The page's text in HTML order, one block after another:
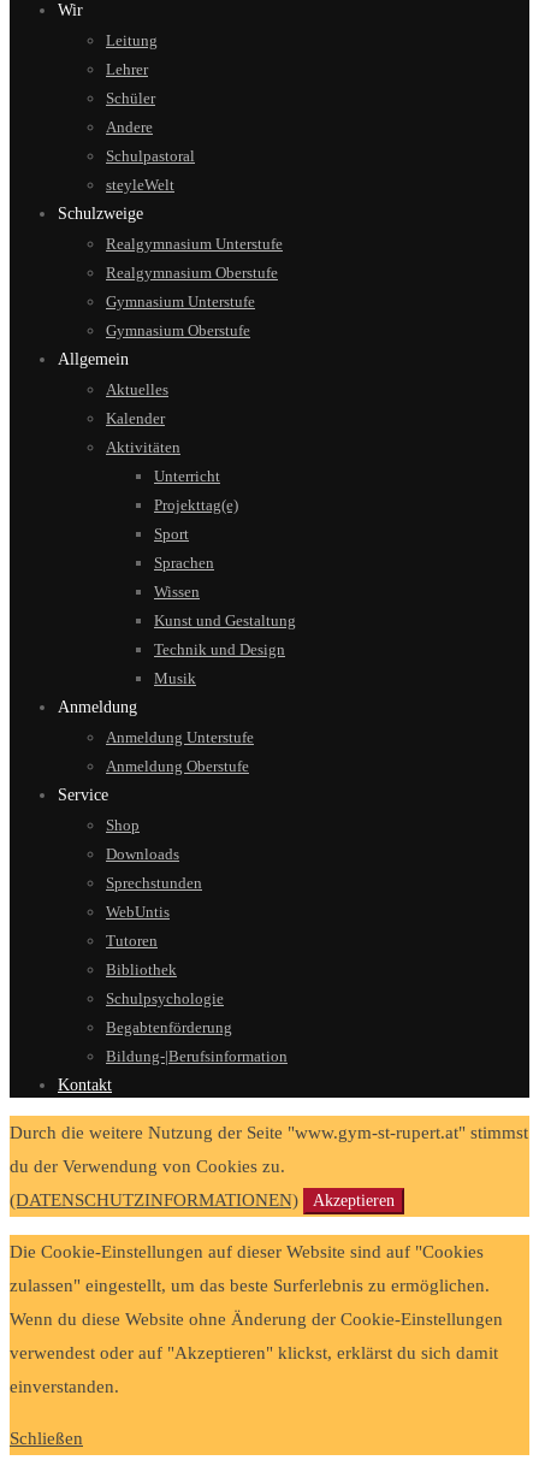
Wir
Leitung
Lehrer
Schüler
Andere
Schulpastoral
steyleWelt
Schulzweige
Realgymnasium Unterstufe
Realgymnasium Oberstufe
Gymnasium Unterstufe
Gymnasium Oberstufe
Allgemein
Aktuelles
Kalender
Aktivitäten
Unterricht
Projekttag(e)
Sport
Sprachen
Wissen
Kunst und Gestaltung
Technik und Design
Musik
Anmeldung
Anmeldung Unterstufe
Anmeldung Oberstufe
Service
Shop
Downloads
Sprechstunden
WebUntis
Tutoren
Bibliothek
Schulpsychologie
Begabtenförderung
Bildung-|Berufsinformation
Kontakt
Durch die weitere Nutzung der Seite "www.gym-st-rupert.at" stimmst
du der Verwendung von Cookies zu.
(DATENSCHUTZINFORMATIONEN)
Akzeptieren
Die Cookie-Einstellungen auf dieser Website sind auf "Cookies
zulassen" eingestellt, um das beste Surferlebnis zu ermöglichen.
Wenn du diese Website ohne Änderung der Cookie-Einstellungen
verwendest oder auf "Akzeptieren" klickst, erklärst du sich damit
einverstanden.
Schließen